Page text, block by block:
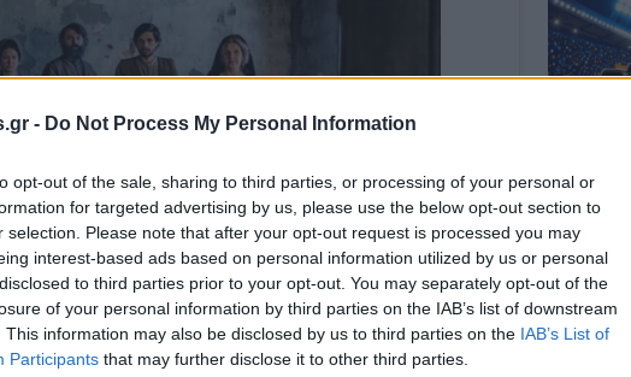
- Do Not Process My Personal Information
opt-out of the sale, sharing to third parties, or processing of your personal or
for targeted advertising by us, please use the below opt-out section to
selection. Please note that after your opt-out request is processed you may
interest-based ads based on personal information utilized by us or personal
to third parties prior to your opt-out. You may separately opt-out of the
of your personal information by third parties on the IAB’s list of downstream
This information may also be disclosed by us to third parties on the IAB’s List of
Participants that may further disclose it to other third parties.